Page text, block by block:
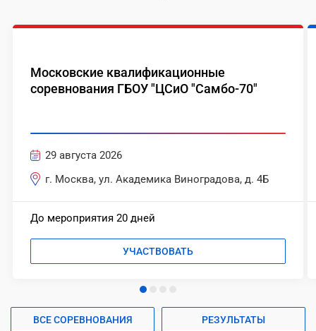
Московские квалификационные
соревнования ГБОУ "ЦСиО "Самбо-70"
29 августа 2026
г. Москва, ул. Академика Виноградова, д. 4Б
До мероприятия 20 дней
УЧАСТВОВАТЬ
ВСЕ СОРЕВНОВАНИЯ РЕЗУЛЬТАТЫ